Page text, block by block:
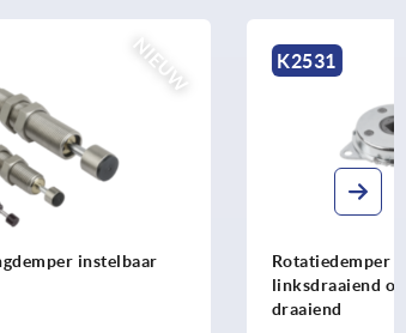
NIEUW
Rotatiedemper staal rechtsdraaiend,
linksdraaiend of aan beide zijden